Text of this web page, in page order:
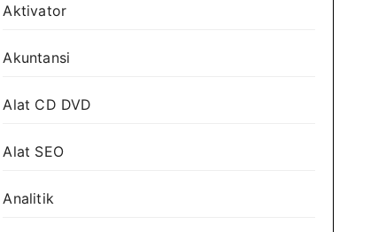
Aktivator
Akuntansi
Alat CD DVD
Alat SEO
Analitik